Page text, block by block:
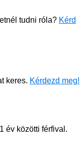
tudni róla? Kérd
keres. Kérdezd meg!
év közötti férfival.